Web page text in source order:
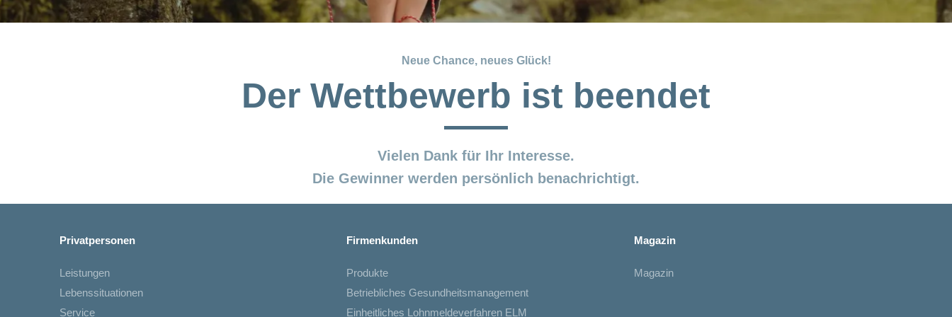
Neue Chance, neues Glück!
Der Wettbewerb ist beendet
Vielen Dank für Ihr Interesse.
Die Gewinner werden persönlich benachrichtigt.
Privatpersonen
Leistungen
Lebenssituationen
Service
Firmenkunden
Produkte
Betriebliches Gesundheitsmanagement
Einheitliches Lohnmeldeverfahren ELM
Magazin
Magazin